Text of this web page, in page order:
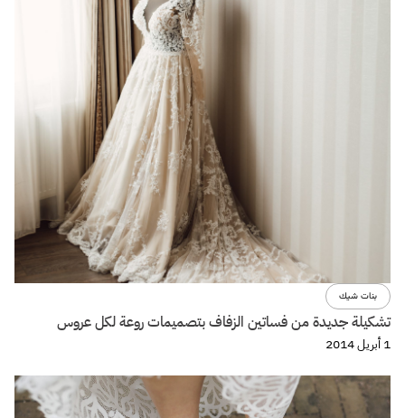
بنات شيك
تشكيلة جديدة من فساتين الزفاف بتصميمات روعة لكل عروس
1 أبريل 2014